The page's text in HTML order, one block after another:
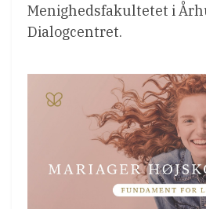
Menighedsfakultetet i
Dialogcentret.